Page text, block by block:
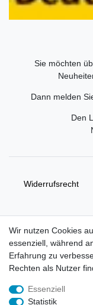
Sie möchten
Dann melden
Den
Widerrufs­recht
© Copyright 2026 |
Handelsgesellschaft
Alle Markennamen,
Wir nutzen Cookies
essenziell, während
Erfahrung zu
Rechten als Nutzer
Essenziell
Statistik